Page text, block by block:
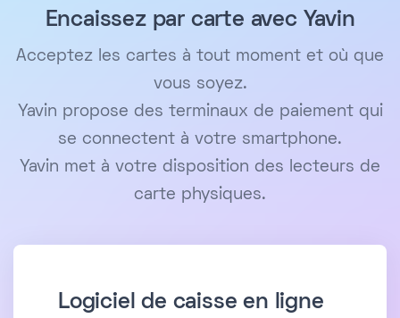
Encaissez par carte avec Yavin
Acceptez les cartes à tout moment et où que
vous soyez.
Yavin propose des terminaux de paiement qui
se connectent à votre smartphone.
Yavin met à votre disposition des lecteurs de
carte physiques.
Logiciel de caisse en ligne